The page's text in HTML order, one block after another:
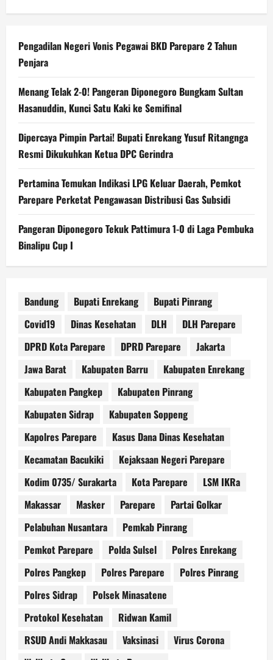
Pengadilan Negeri Vonis Pegawai BKD Parepare 2 Tahun
Penjara
Menang Telak 2-0! Pangeran Diponegoro Bungkam Sultan
Hasanuddin, Kunci Satu Kaki ke Semifinal
Dipercaya Pimpin Partai! Bupati Enrekang Yusuf Ritangnga
Resmi Dikukuhkan Ketua DPC Gerindra
Pertamina Temukan Indikasi LPG Keluar Daerah, Pemkot
Parepare Perketat Pengawasan Distribusi Gas Subsidi
Pangeran Diponegoro Tekuk Pattimura 1-0 di Laga Pembuka
Binalipu Cup I
Bandung Bupati Enrekang
Bupati Pinrang
Covid19
Dinas Kesehatan DLH
DLH Parepare
DPRD Kota Parepare
DPRD Parepare
Jakarta
Jawa Barat
Kabupaten Barru
Kabupaten Enrekang
Kabupaten Pangkep
Kabupaten Pinrang
Kabupaten Sidrap
Kabupaten Soppeng
Kapolres Parepare
Kasus Dana Dinas Kesehatan
Kecamatan Bacukiki
Kejaksaan Negeri Parepare
Kodim 0735/ Surakarta
Kota Parepare
LSM IKRa
Makassar
Masker Parepare
Partai Golkar
Pelabuhan Nusantara
Pemkab Pinrang
Pemkot Parepare
Polda Sulsel
Polres Enrekang
Polres Pangkep
Polres Parepare
Polres Pinrang
Polres Sidrap
Polsek Minasatene
Protokol Kesehatan
Ridwan Kamil
RSUD Andi Makkasau
Vaksinasi
Virus Corona